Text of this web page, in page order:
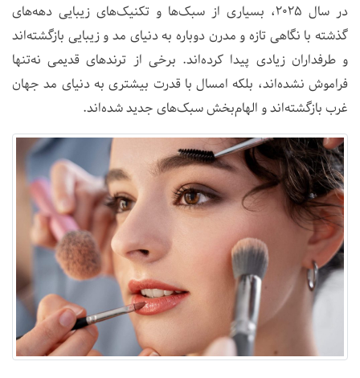
در سال ۲۰۲۵، بسیاری از سبک‌ها و تکنیک‌های زیبایی دهه‌های
گذشته با نگاهی تازه و مدرن دوباره به دنیای مد و زیبایی بازگشته‌اند
و طرفداران زیادی پیدا کرده‌اند. برخی از ترند‌های قدیمی نه‌تنها
فراموش نشده‌اند، بلکه امسال با قدرت بیشتری به دنیای مد جهان
غرب بازگشته‌اند و الهام‌بخش سبک‌های جدید شده‌اند.